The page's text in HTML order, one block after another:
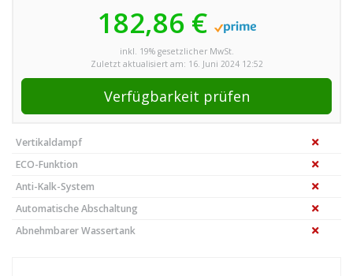
182,86 €
inkl. 19% gesetzlicher MwSt.
Zuletzt aktualisiert am: 16. Juni 2024 12:52
Verfügbarkeit prüfen
Vertikaldampf
ECO-Funktion
Anti-Kalk-System
Automatische Abschaltung
Abnehmbarer Wassertank